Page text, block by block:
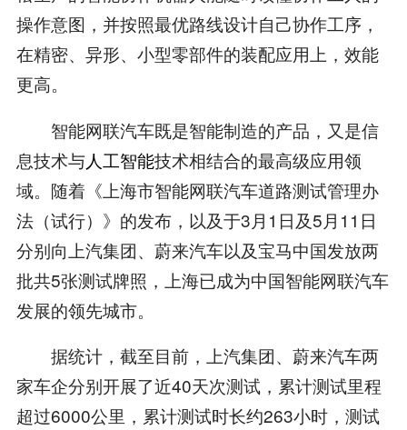
操作意图，并按照最优路线设计自己协作工序，
在精密、异形、小型零部件的装配应用上，效能
更高。
智能网联汽车既是智能制造的产品，又是信
息技术与人工智能技术相结合的最高级应用领
域。随着《上海市智能网联汽车道路测试管理办
法（试行）》的发布，以及于3月1日及5月11日
分别向上汽集团、蔚来汽车以及宝马中国发放两
批共5张测试牌照，上海已成为中国智能网联汽车
发展的领先城市。
据统计，截至目前，上汽集团、蔚来汽车两
家车企分别开展了近40天次测试，累计测试里程
超过6000公里，累计测试时长约263小时，测试